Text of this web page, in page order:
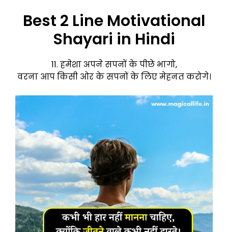
Best 2 Line Motivational
Shayari in Hindi
11. हमेशा अपने सपनों के पीछे भागो,
वरना आप किसी ओर के सपनों के लिए मेहनत करोगे।